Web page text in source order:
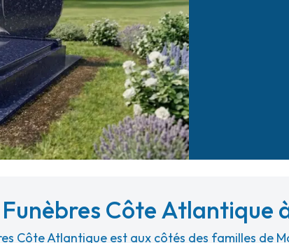
Côte Atlantique
Côte Atlantique est aux côtés des familles de